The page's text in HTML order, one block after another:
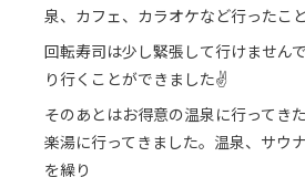
泉、カフェ、カラオケなど行ったこ
回転寿司は少し緊張して行けません
り行くことができました✌️
そのあとはお得意の温泉に行ってき
楽湯に行ってきました。温泉、サウ
を繰り